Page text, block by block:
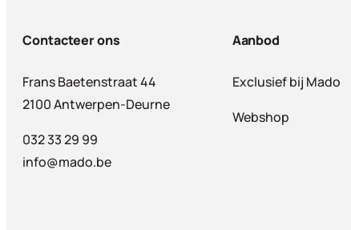
Contacteer ons
Frans Baetenstraat 44
2100 Antwerpen-Deurne
032 33 29 99
info@mado.be
Aanbod
Exclusief bij Mado
Webshop